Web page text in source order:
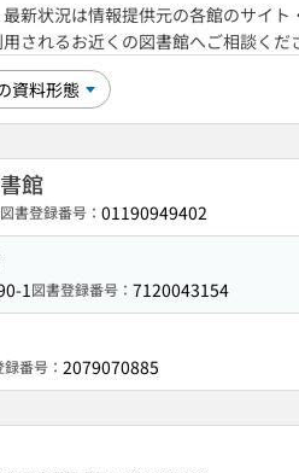
新状況は情報提供元の各館のサイ
されるお近くの図書館へご相談くだ
館
図書登録番号： 01190949402
1図書登録番号： 7120043154
番号： 2079070885